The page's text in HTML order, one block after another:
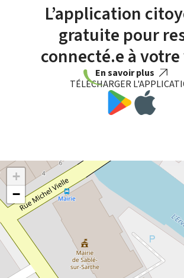
L’application
gratuite pour
connecté.e à
En savoir plus
TÉLÉCHARGER
+
−